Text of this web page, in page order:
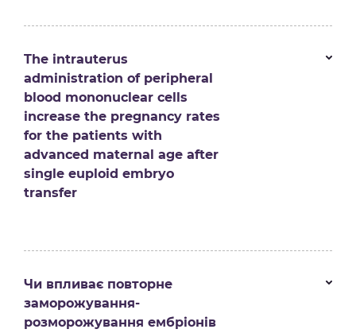
The intrauterus
administration of peripheral
blood mononuclear cells
increase the pregnancy rates
for the patients with
advanced maternal age after
single euploid embryo
transfer
Чи впливає повторне
заморожування-
розморожування ембріонів